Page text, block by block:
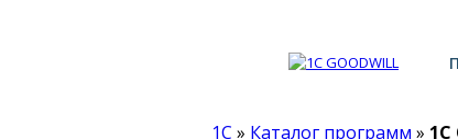
1С » Каталог программ » 1С